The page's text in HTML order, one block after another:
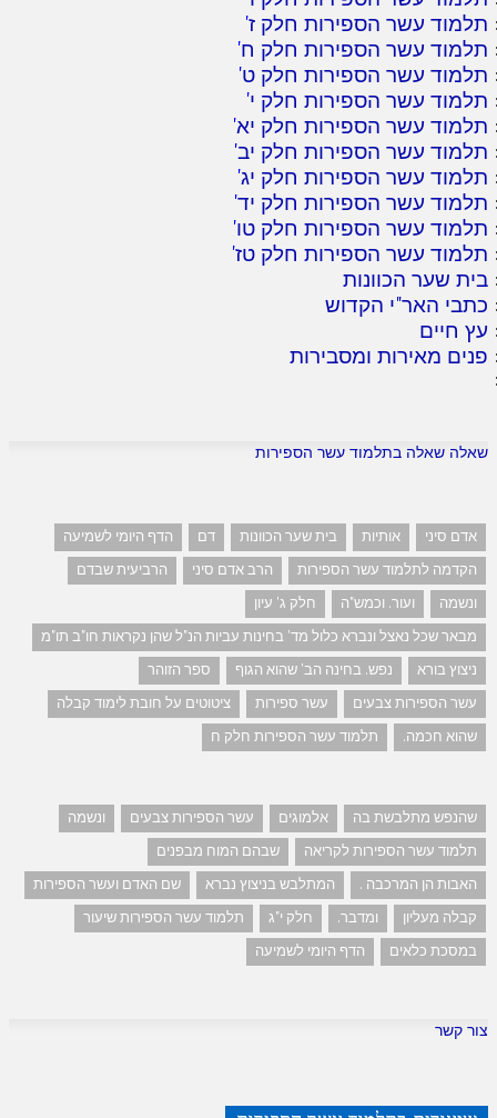
תלמוד עשר הספירות חלק ז'
תלמוד עשר הספירות חלק ח'
תלמוד עשר הספירות חלק ט'
תלמוד עשר הספירות חלק י'
תלמוד עשר הספירות חלק יא'
תלמוד עשר הספירות חלק יב'
תלמוד עשר הספירות חלק יג'
תלמוד עשר הספירות חלק יד'
תלמוד עשר הספירות חלק טו'
תלמוד עשר הספירות חלק טז'
בית שער הכוונות
כתבי האר"י הקדוש
עץ חיים
פנים מאירות ומסבירות
שאלה שאלה בתלמוד עשר הספירות
אדם סיני אותיות בית שער הכוונות דם
הדף היומי לשמיעה
הקדמה לתלמוד עשר הספירות
הרב אדם סיני
הרביעית שבדם
ונשמה
ועור. וכמש"ה
חלק ג' עיון
מבאר שכל נאצל ונברא כלול מד' בחינות עביות הנ"ל שהן נקראות חו"ב תו"מ
ניצוץ בורא
נפש. בחינה הב' שהוא הגוף
ספר הזוהר
עשר הספירות צבעים
עשר ספירות
ציטוטים על חובת לימוד קבלה
שהוא חכמה.
תלמוד עשר הספירות חלק ח
שהנפש מתלבשת בה אלמוגים עשר הספירות צבעים
ונשמה
תלמוד עשר הספירות לקריאה
שבהם המוח מבפנים
האבות הן המרכבה .
המתלבש בניצוץ נברא
שם האדם ועשר הספירות
קבלה מעליון
ומדבר. חלק י"ג
תלמוד עשר הספירות שיעור
במסכת כלאים
הדף היומי לשמיעה
צור קשר